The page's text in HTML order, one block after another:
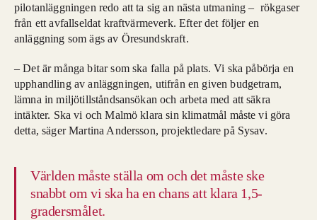
pilotanläggningen redo att ta sig an nästa utmaning – rökgaser
från ett avfallseldat kraftvärmeverk. Efter det följer en
anläggning som ägs av Öresundskraft.
– Det är många bitar som ska falla på plats. Vi ska påbörja en
upphandling av anläggningen, utifrån en given budgetram,
lämna in miljötillståndsansökan och arbeta med att säkra
intäkter. Ska vi och Malmö klara sin klimatmål måste vi göra
detta, säger Martina Andersson, projektledare på Sysav.
Världen måste ställa om och det måste ske
snabbt om vi ska ha en chans att klara 1,5-
gradersmålet.